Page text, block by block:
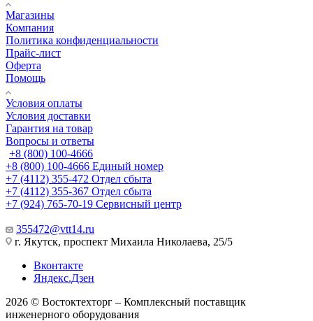
Магазины
Компания
Политика конфиденциальности
Прайс-лист
Оферта
Помощь
Условия оплаты
Условия доставки
Гарантия на товар
Вопросы и ответы
+8 (800) 100-4666
+8 (800) 100-4666 Единый номер
+7 (4112) 355-472 Отдел сбыта
+7 (4112) 355-367 Отдел сбыта
+7 (924) 765-70-19 Сервисный центр
355472@vtt14.ru
г. Якутск, проспект Михаила Николаева, 25/5
Вконтакте
Яндекс.Дзен
2026 © Востоктехторг – Комплексный поставщик
инженерного оборудования